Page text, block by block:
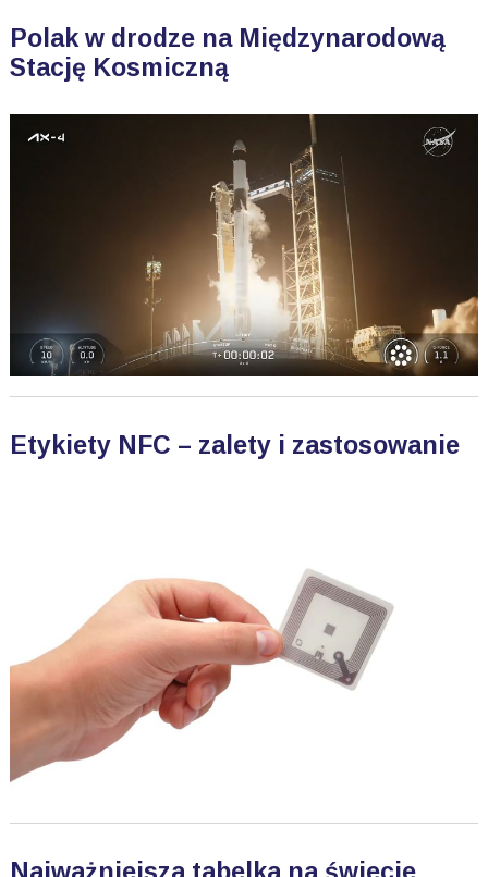
Polak w drodze na Międzynarodową
Stację Kosmiczną
Etykiety NFC – zalety i zastosowanie